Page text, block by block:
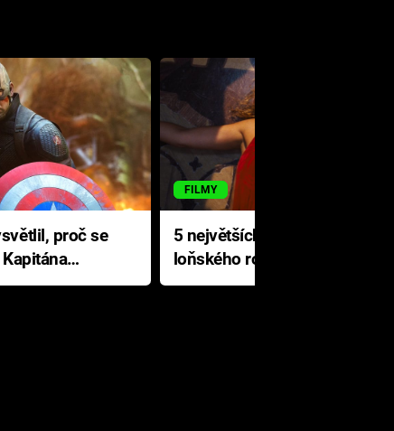
proč se
FILMY
5 největších propadáků
loňského roku: Disney na
jediné katastrofě prodělal 200